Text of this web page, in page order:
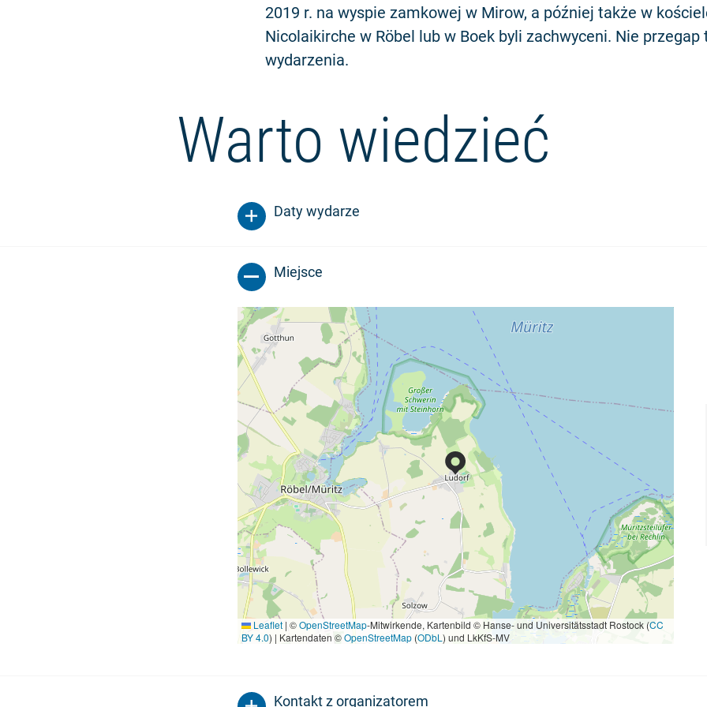
2019 r. na wyspie zamkowej w Mirow, a później także w
Nicolaikirche w Röbel lub w Boek byli zachwyceni. Nie przegap
wydarzenia.
Warto wiedzieć
Daty wydarze
Miejsce
Leaflet | ©OpenStreetMap-Mitwirkende, Kartenbild © Hanse- und Universitätsstadt Rostock (CC
BY 4.0) | Kartendaten ©OpenStreetMap(ODbL ) und LkKfS-MV
Kontakt z organizatorem